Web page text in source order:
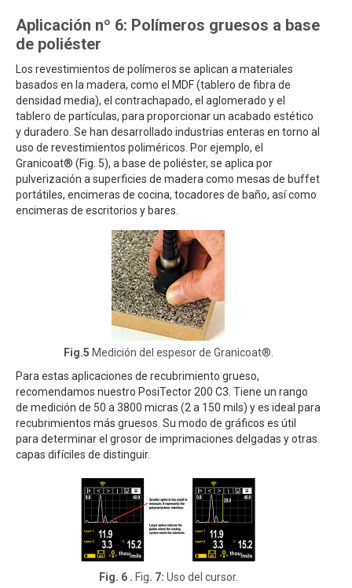
Aplicación nº 6: Polímeros gruesos a base
de poliéster
Los revestimientos de polímeros se aplican a materiales
basados en la madera, como el MDF (tablero de fibra de
densidad media), el contrachapado, el aglomerado y el
tablero de partículas, para proporcionar un acabado estético
y duradero. Se han desarrollado industrias enteras en torno al
uso de revestimientos poliméricos. Por ejemplo, el
Granicoat® (Fig. 5), a base de poliéster, se aplica por
pulverización a superficies de madera como mesas de buffet
portátiles, encimeras de cocina, tocadores de baño, así como
encimeras de escritorios y bares.
Fig.5 Medición del espesor de Granicoat®.
Para estas aplicaciones de recubrimiento grueso,
recomendamos nuestro PosiTector 200 C3. Tiene un rango
de medición de 50 a 3800 micras (2 a 150 mils) y es ideal para
recubrimientos más gruesos. Su modo de gráficos es útil
para determinar el grosor de imprimaciones delgadas y otras
capas difíciles de distinguir.
Fig. 6 . Fig. 7: Uso del cursor.